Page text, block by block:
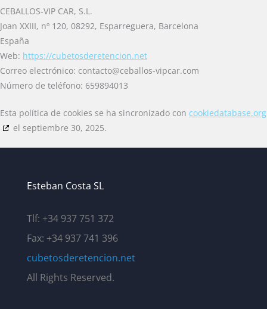
CEBALLOS-VIP CAR, S.L.
Joan XXIII, nº 120, 08292, Esparreguera, Barcelona
España
Web: https://cubetosderetencion.net
Correo electrónico: contacto@ceballos-vipcar.com
Número de teléfono: 659894013
Esta política de cookies se ha sincronizado con cookiedatabase.org
el septiembre 30, 2025.
Esteban Costa SL
Tlf: +34 937 751 372
Fax: +34 937 741 396
cubetosderetencion.net
All Rights Reserved.